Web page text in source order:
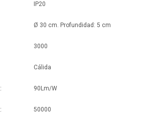
IP20
Ø 30 cm. Profundidad: 5 cm
3000
Cálida
90Lm/W
50000